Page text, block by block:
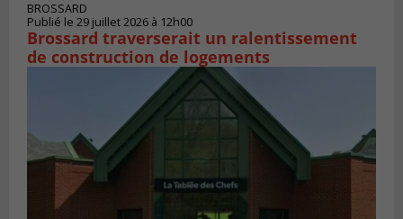
BROSSARD
Publié le 29 juillet 2026 à 12h00
Brossard traverserait un ralentissement
de construction de logements